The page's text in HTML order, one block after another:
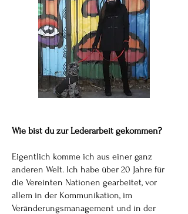
Wie bist du zur Lederarbeit gekommen?
Eigentlich komme ich aus einer ganz
anderen Welt. Ich habe über 20 Jahre für
die Vereinten Nationen gearbeitet, vor
allem in der Kommunikation, im
Veränderungsmanagement und in der